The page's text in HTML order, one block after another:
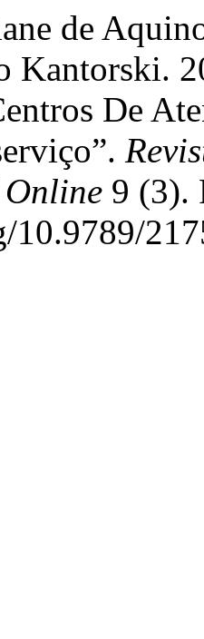
de
Kantorski.
De
9 (3).
10.9789/